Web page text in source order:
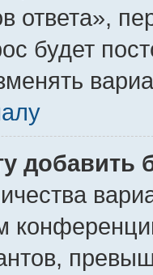
ответа»,
будет
добавить